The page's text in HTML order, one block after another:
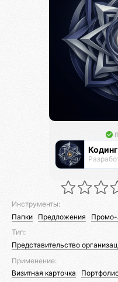
Инструменты:
Папки
Предложения Промо-
Тип:
Представительство
Применение:
Визитная карточка